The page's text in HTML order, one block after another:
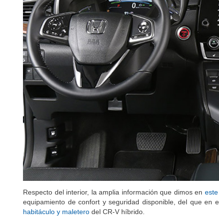
Respecto del interior, la amplia información que dimos en
equipamiento de confort y seguridad disponible, del que en
habitáculo y maletero del CR-V híbrido.